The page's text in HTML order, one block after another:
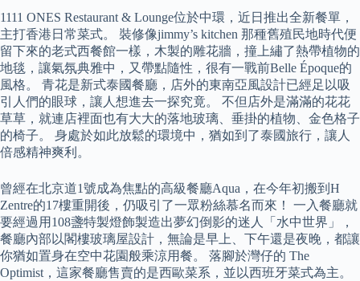
1111 ONES Restaurant & Lounge位於中環，近日推出全新餐單，
主打香港日常菜式。 裝修像jimmy’s kitchen 那種舊殖民地時代便
留下來的老式西餐館一樣，木製的雕花牆，撞上繡了熱帶植物的
地毯，讓氣氛典雅中，又帶點隨性，很有一戰前Belle Époque的
風格。 青花是新式泰國餐廳，店外的東南亞風設計已經足以吸
引人們的眼球，讓人想進去一探究竟。 不但店外是滿滿的花花
草草，就連店裡面也有大大的落地玻璃、垂掛的植物、金色格子
的椅子。 身處於如此放鬆的環境中，猶如到了泰國旅行，讓人
倍感精神爽利。
曾經在北京道1號成為焦點的高級餐廳Aqua，在今年初搬到H
Zentre的17樓重開後，仍吸引了一眾粉絲慕名而來！ 一入餐廳就
要經過用108盞特製燈飾製造出夢幻倒影的迷人「水中世界」，
餐廳內部以閣樓玻璃屋設計，無論是早上、下午還是夜晚，都讓
你猶如置身在空中花園般乘涼用餐。 落腳於灣仔的 The
Optimist，這家餐廳售賣的是西歐菜系，並以西班牙菜式為主。